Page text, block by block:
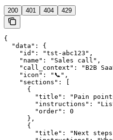
200 401 404 429
{
  "data": {
    "id": "tst-abc123",
    "name": "Sales call",
"call_context": "B2B
    "icon": "📞",
    "sections": [
      {
"title": "Pain
"instructions":
        "order": 0
      },
      {
"title": "Next